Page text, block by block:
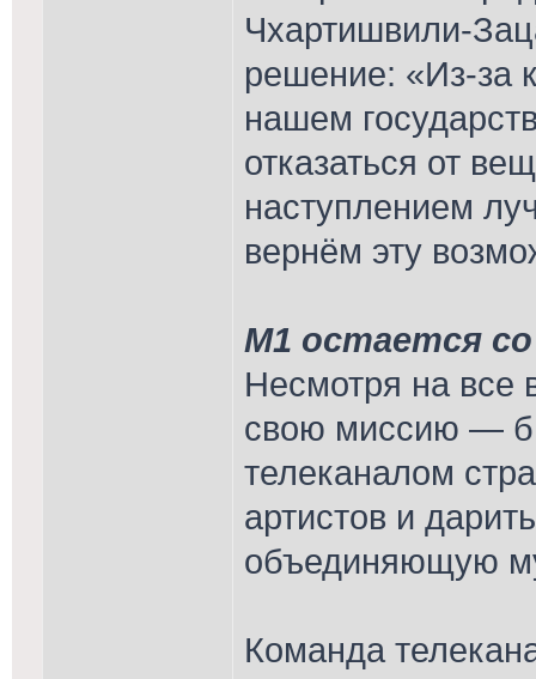
Чхартишвили-
решение: «Из-за
нашем
отказаться от
наступлением
вернём эту
М1 остается
Несмотря на все
свою миссию —
телеканалом
артистов и
объединяющую
Команда